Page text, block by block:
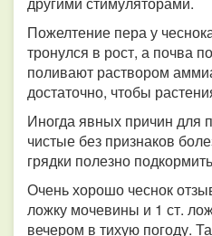
Пожелтение пера у
тронулся в рост, а почва
поливают раствором
достаточно, чтобы
Иногда явных причин для
чистые без признаков
грядки полезно
Очень хорошо чеснок
ложку мочевины и 1 ст.
вечером в тихую погоду.